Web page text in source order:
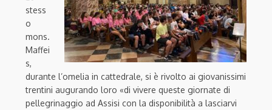
stess
o
mons.
Maffei
s,
durante l’omelia in cattedrale, si è rivolto ai giovanissimi
trentini augurando loro «di vivere queste giornate di
pellegrinaggio ad Assisi con la disponibilità a lasciarvi